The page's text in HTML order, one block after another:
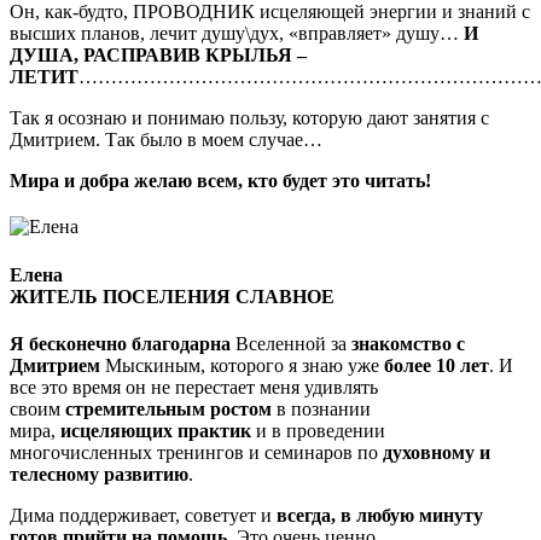
Он, как-будто, ПРОВОДНИК исцеляющей энергии и знаний с
высших планов, лечит душу\дух, «вправляет» душу… И
ДУША, РАСПРАВИВ КРЫЛЬЯ –
ЛЕТИТ
Так я осознаю и понимаю пользу, которую дают занятия с
Дмитрием. Так было в моем случае…
Мира и добра желаю всем, кто будет это читать!
Елена
ЖИТЕЛЬ ПОСЕЛЕНИЯ СЛАВНОЕ
Я бесконечно благодарна Вселенной за знакомство с
Дмитрием Мыскиным, которого я знаю уже более 10 лет. И
все это время он не перестает меня удивлять
своим стремительным ростом в познании
мира, исцеляющих практик и в проведении
многочисленных тренингов и семинаров по духовному и
телесному развитию.
Дима поддерживает, советует и всегда, в любую минуту